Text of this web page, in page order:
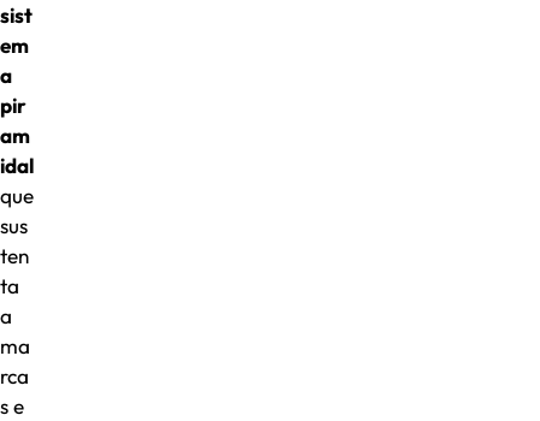
sist
em
a
pir
am
idal
que
sus
ten
ta
a
ma
rca
s e